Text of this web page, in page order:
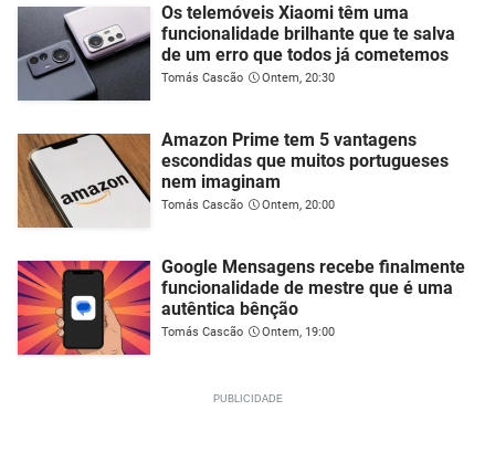
Os telemóveis Xiaomi têm uma
funcionalidade brilhante que te salva
de um erro que todos já cometemos
Tomás Cascão Ontem, 20:30
Amazon Prime tem 5 vantagens
escondidas que muitos portugueses
nem imaginam
Tomás Cascão Ontem, 20:00
Google Mensagens recebe finalmente
funcionalidade de mestre que é uma
autêntica bênção
Tomás Cascão Ontem, 19:00